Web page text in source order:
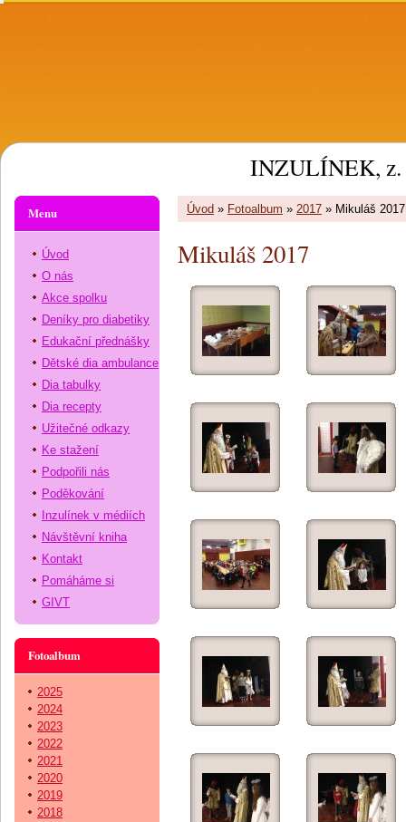
INZULÍNEK, z.
Úvod » Fotoalbum » 2017 » Mikuláš 2017
Mikuláš 2017
Menu
Úvod
O nás
Akce spolku
Deníky pro diabetiky
Edukační přednášky
Dětské dia ambulance
Dia tabulky
Dia recepty
Užitečné odkazy
Ke stažení
Podpořili nás
Poděkování
Inzulínek v médiích
Návštěvní kniha
Kontakt
Pomáháme si
GIVT
Fotoalbum
2025
2024
2023
2022
2021
2020
2019
2018